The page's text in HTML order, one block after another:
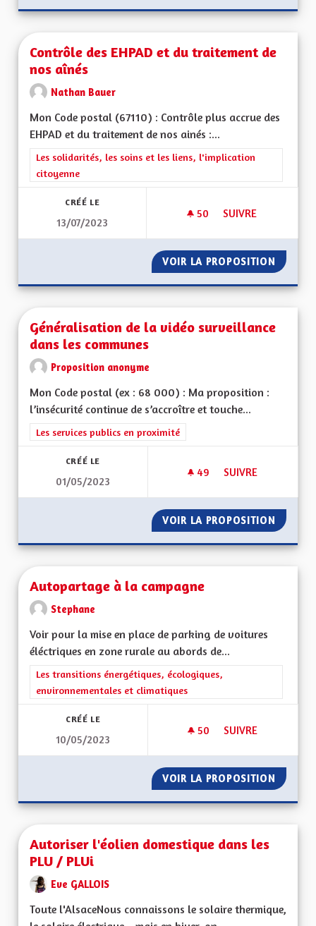
Contrôle des EHPAD et du traitement de
nos aînés
Nathan Bauer
Mon Code postal (67110) : Contrôle plus accrue des
EHPAD et du traitement de nos ainés :...
Filtrer les résultats de la catégorie : Les solidarités, les soins
Les solidarités, les soins et les liens, l'implication
citoyenne
CRÉÉ LE
13/07/2023
50 50 ABONNÉS
SUIVRE
VOIR LA PROPOSITION
Généralisation de la vidéo surveillance
dans les communes
Proposition anonyme
Mon Code postal (ex : 68 000) : Ma proposition :
l’insécurité continue de s’accroître et touche...
Filtrer les résultats de la catégorie : Les services publics en
Les services publics en proximité
CRÉÉ LE
01/05/2023
49 49 ABONNÉS
SUIVRE
VOIR LA PROPOSITION
Autopartage à la campagne
Stephane
Voir pour la mise en place de parking de voitures
éléctriques en zone rurale au abords de...
Filtrer les résultats de la catégorie : Les transitions
Les transitions énergétiques, écologiques,
environnementales et climatiques
CRÉÉ LE
10/05/2023
50 50 ABONNÉS
SUIVRE
VOIR LA PROPOSITION
Autoriser l'éolien domestique dans les
PLU / PLUi
Eve GALLOIS
Toute l'AlsaceNous connaissons le solaire thermique,